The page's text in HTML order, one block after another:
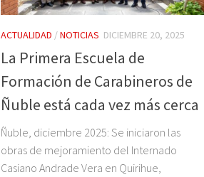
ACTUALIDAD /NOTICIAS DICIEMBRE 20, 2025
La Primera Escuela de
Formación de Carabineros de
Ñuble está cada vez más cerca
Ñuble, diciembre 2025: Se iniciaron las
obras de mejoramiento del Internado
Casiano Andrade Vera en Quirihue,